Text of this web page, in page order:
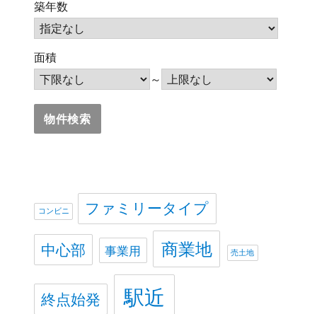
築年数
面積
～
コンビニ ファミリータイプ
中心部 事業用 商業地 売土地
終点始発 駅近